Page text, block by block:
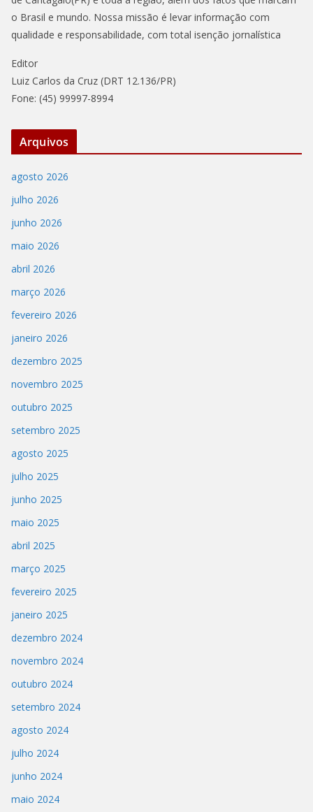
o Brasil e mundo. Nossa missão é levar informação com
qualidade e responsabilidade, com total isenção jornalística
Editor
Luiz Carlos da Cruz (DRT 12.136/PR)
Fone: (45) 99997-8994
Arquivos
agosto 2026
julho 2026
junho 2026
maio 2026
abril 2026
março 2026
fevereiro 2026
janeiro 2026
dezembro 2025
novembro 2025
outubro 2025
setembro 2025
agosto 2025
julho 2025
junho 2025
maio 2025
abril 2025
março 2025
fevereiro 2025
janeiro 2025
dezembro 2024
novembro 2024
outubro 2024
setembro 2024
agosto 2024
julho 2024
junho 2024
maio 2024